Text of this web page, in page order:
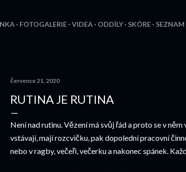
FOTOGALERIE VIDEA ODDÍLY SKÓRE
července 21, 2020
RUTINA JE RUTINA
Není nad rutinu. Vězení má svůj řád a proto se v
vstávají, mají rozcvičku, pak dopolední pracovní
nebo v ragby, večeři, večerku a nakonec spánek.